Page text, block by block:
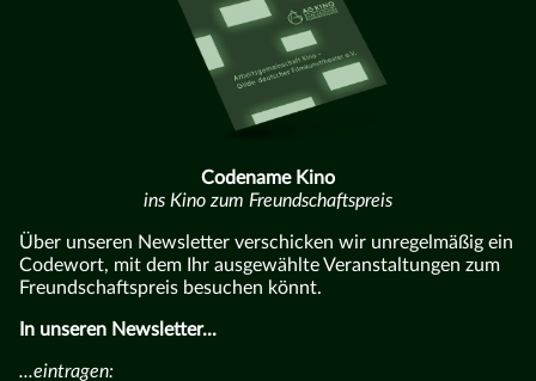
Codename Kino
ins Kino zum Freundschaftspreis
Über unseren Newsletter verschicken wir unregelmäßig ein
Codewort, mit dem Ihr ausgewählte Veranstaltungen zum
Freundschaftspreis besuchen könnt.
In unseren Newsletter...
...eintragen: